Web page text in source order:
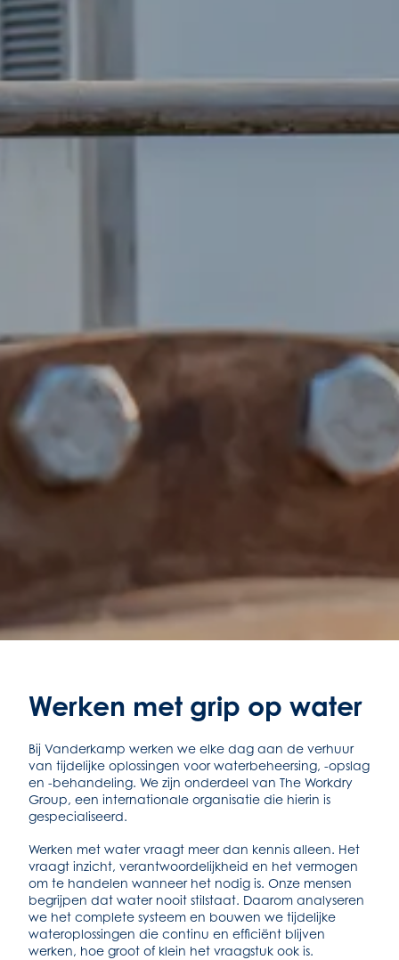
Werken met grip op water
Bij Vanderkamp werken we elke dag aan de verhuur
van tijdelijke oplossingen voor waterbeheersing, -opslag
en -behandeling. We zijn onderdeel van The Workdry
Group, een internationale organisatie die hierin is
gespecialiseerd.
Werken met water vraagt meer dan kennis alleen. Het
vraagt inzicht, verantwoordelijkheid en het vermogen
om te handelen wanneer het nodig is. Onze mensen
begrijpen dat water nooit stilstaat. Daarom analyseren
we het complete systeem en bouwen we tijdelijke
wateroplossingen die continu en efficiënt blijven
werken, hoe groot of klein het vraagstuk ook is.